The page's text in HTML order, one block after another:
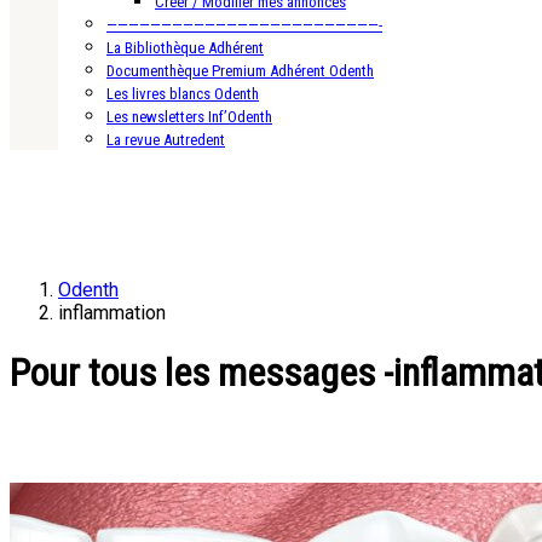
—————————————————————————-
La Bibliothèque Adhérent
Documenthèque Premium Adhérent Odenth
Les livres blancs Odenth
Les newsletters Inf’Odenth
La revue Autredent
Odenth
inflammation
Pour tous les messages -